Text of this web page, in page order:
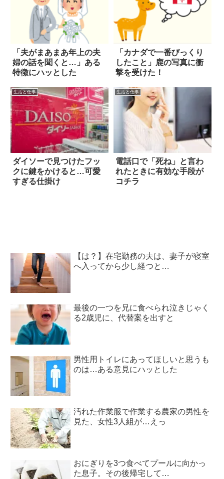
「夫がまあまあ年上の夫
婦の話を聞くと…」ある
特徴にハッとした
「カナダで一番びっくり
したこと」鹿の写真に衝
撃を受けた！
生活と仕事
ダイソーで見つけたフッ
クに鍵をかけると…可愛
すぎる仕掛け
生活と仕事
電話口で「死ね」と言わ
れたときに有効な手段が
コチラ
【は？】在宅勤務の夫は、妻子が寝室
へ入ってから少し経つと…
最後の一つを兄に食べられ泣きじゃく
る2歳児に、代替案を出すと
男性用トイレにあってほしいと思うも
のは…ある意見にハッとした
汚れた作業服で作業する農家の男性を
見た、女性3人組が…えっ
おにぎりを3つ食べてプールに向かっ
た息子。その後帰宅して…